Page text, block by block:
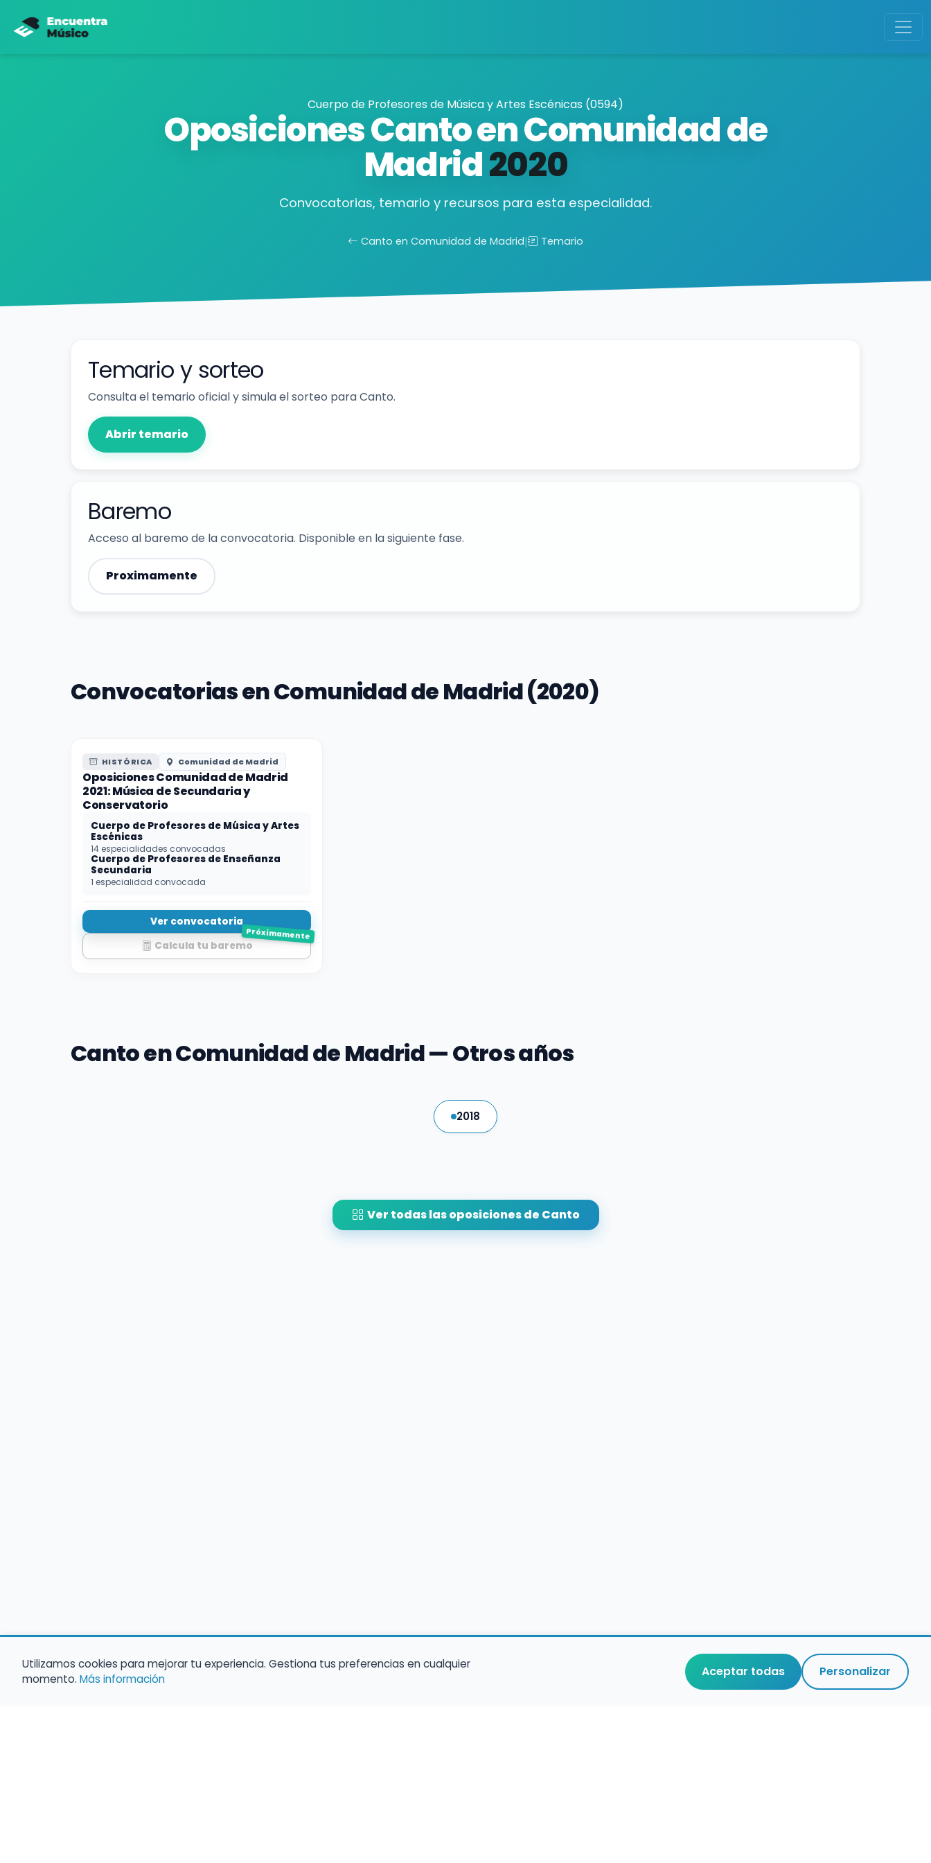
Cuerpo de Profesores de Música y Artes Escénicas (0594)
Oposiciones Canto en Comunidad de
Madrid2020
Convocatorias, temario y recursos para esta especialidad.
Canto en Comunidad de Madrid| Temario
Temario y sorteo
Consulta el temario oficial y simula el sorteo para Canto.
Abrir temario
Baremo
Acceso al baremo de la convocatoria. Disponible en la siguiente fase.
Proximamente
Convocatorias en Comunidad de Madrid (2020)
HISTÓRICA Comunidad de Madrid
Oposiciones Comunidad de Madrid
2021: Música de Secundaria y
Conservatorio
Cuerpo de Profesores de Música y Artes
Escénicas
14 especialidades convocadas
Cuerpo de Profesores de Enseñanza
Secundaria
1 especialidad convocada
Ver convocatoria
Calcula tu baremo
Próximamente
Canto en Comunidad de Madrid — Otros años
2018
Ver todas las oposiciones de Canto
Utilizamos cookies para mejorar tu experiencia. Gestiona tus preferencias en cualquier
momento. Más información Aceptar todas Personalizar